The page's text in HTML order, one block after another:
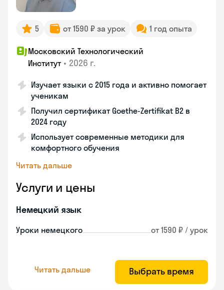
5 от 1590 ₽ за урок 1 год опыта
Московский Технологический
Институт • 2026 г.
Изучает языки с 2015 года и активно помогает
ученикам
Получил сертификат Goethe-Zertifikat B2 в
2024 году
Использует современные методики для
комфортного обучения
Читать дальше
Услуги и цены
Немецкий язык
Уроки немецкого от 1590 ₽ / урок
Читать дальше Выбрать время